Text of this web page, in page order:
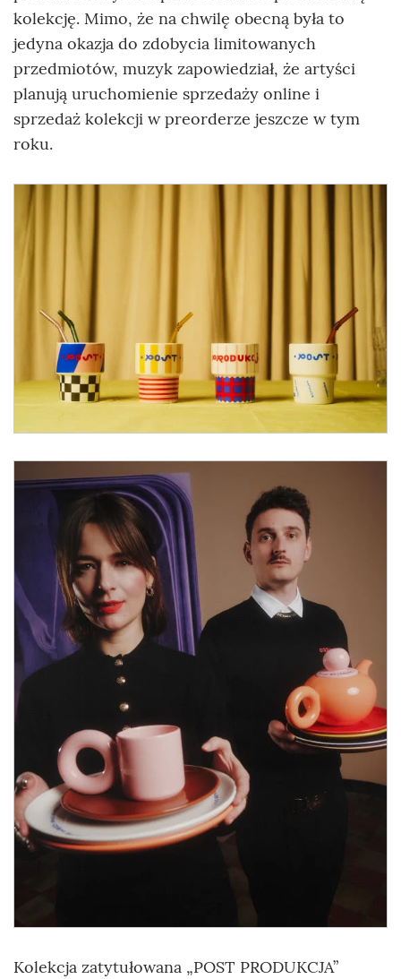
kolekcję. Mimo, że na chwilę obecną była to
jedyna okazja do zdobycia limitowanych
przedmiotów, muzyk zapowiedział, że artyści
planują uruchomienie sprzedaży online i
sprzedaż kolekcji w preorderze jeszcze w tym
roku.
Kolekcja zatytułowana „POST PRODUKCJA”